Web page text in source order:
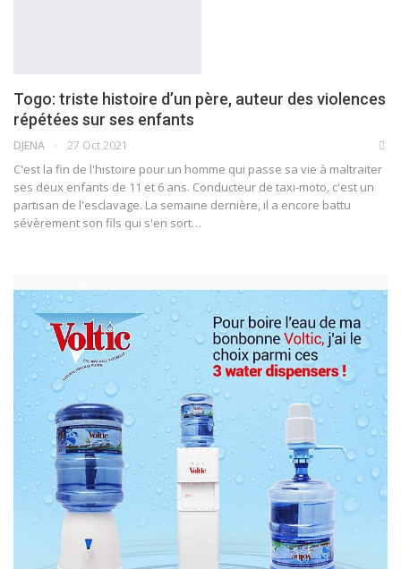
Togo: triste histoire d’un père, auteur des violences
répétées sur ses enfants
DJENA 27 Oct 2021
C'est la fin de l'histoire pour un homme qui passe sa vie à maltraiter
ses deux enfants de 11 et 6 ans. Conducteur de taxi-moto, c'est un
partisan de l'esclavage. La semaine dernière, il a encore battu
sévèrement son fils qui s'en sort…